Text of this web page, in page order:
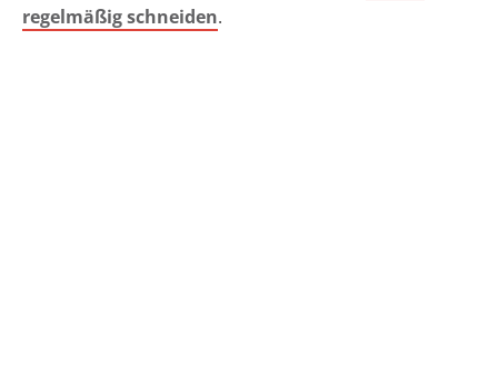
regelmäßig schneiden.